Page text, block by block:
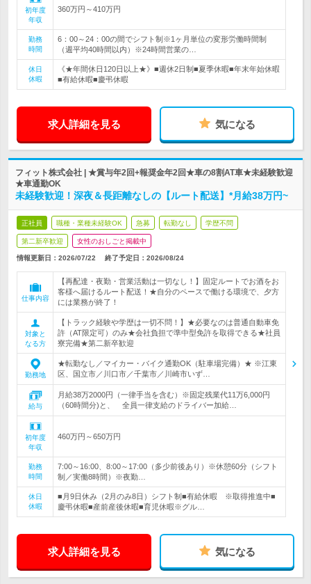
初年度
年収
360万円～410万円
勤務
時間
6：00～24：00の間でシフト制※1ヶ月単位の変形労働時間制
（週平均40時間以内）※24時間営業の…
休日
休暇
《★年間休日120日以上★》■週休2日制■夏季休暇■年末年始休暇
■有給休暇■慶弔休暇
求人詳細を見る 気になる
フィット株式会社 | ★賞与年2回+報奨金年2回★車の8割AT車★未経験歓迎
★車通勤OK
未経験歓迎！深夜＆長距離なしの【ルート配送】*月給38万円~
正社員 職種・業種未経験OK 急募 転勤なし 学歴不問
第二新卒歓迎 女性のおしごと掲載中
情報更新日：2026/07/22 終了予定日： 2026/08/24
仕事内容
【再配達・夜勤・営業活動は一切なし！】固定ルートでお酒をお
客様へ届けるルート配送！★自分のペースで働ける環境で、夕方
には業務が終了！
対象と
なる方
【トラック経験や学歴は一切不問！】★必要なのは普通自動車免
許（AT限定可）のみ★会社負担で準中型免許を取得できる★社員
寮完備★第二新卒歓迎
勤務地
★転勤なし／マイカー・バイク通勤OK（駐車場完備）★ ※江東
区、国立市／川口市／千葉市／川崎市いず…
給与
月給38万2000円（一律手当を含む）※固定残業代11万6,000円
（60時間分)と、 全員一律支給のドライバー加給…
初年度
年収
460万円～650万円
勤務
時間
7:00～16:00、8:00～17:00（多少前後あり）※休憩60分（シフト
制／実働8時間）※夜勤…
休日
休暇
■月9日休み（2月のみ8日）シフト制■有給休暇 ※取得推進中■
慶弔休暇■産前産後休暇■育児休暇※グル…
求人詳細を見る 気になる